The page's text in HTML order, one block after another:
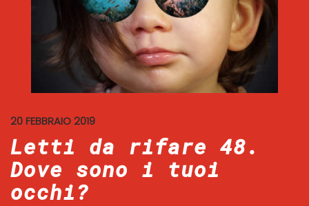
20 FEBBRAIO 2019
Letti da rifare 48.
Dove sono i tuoi
occhi?